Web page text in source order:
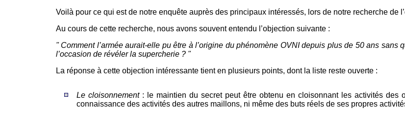
Voilà pour ce qui est de notre enquête auprès des principaux intéressés, lors de notre recherche de
Au cours de cette recherche, nous avons souvent entendu l’objection suivante :
" Comment l’armée aurait-elle pu être à l’origine du phénomène OVNI depuis plus de 50 ans sans
l’occasion de révéler la supercherie ? "
La réponse à cette objection intéressante tient en plusieurs points, dont la liste reste ouverte :
Le cloisonnement: le maintien du secret peut être obtenu en cloisonnant les activités des
connaissance des activités des autres maillons, ni même des buts réels de ses propres